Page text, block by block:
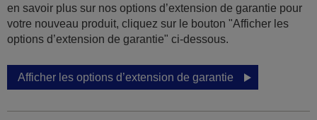
en savoir plus sur nos options d’extension de garantie pour
votre nouveau produit, cliquez sur le bouton "Afficher les
options d’extension de garantie" ci-dessous.
Afficher les options d’extension de garantie